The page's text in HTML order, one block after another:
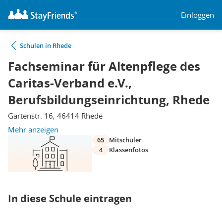
Einloggen
Schulen in Rhede
Fachseminar für Altenpflege des
Caritas-Verband e.V.,
Berufsbildungseinrichtung, Rhede
Gartenstr. 16, 46414 Rhede
Mehr anzeigen
65
Mitschüler
4
Klassenfotos
In diese Schule eintragen